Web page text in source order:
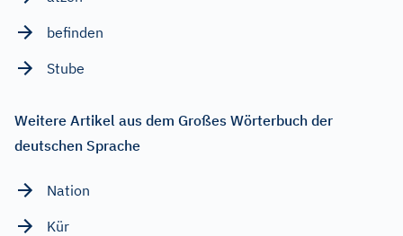
befinden
Stube
Weitere Artikel aus dem Großes Wörterbuch der
deutschen Sprache
Nation
Kür